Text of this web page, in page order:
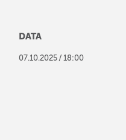
DATA
07.10.2025 / 18:00